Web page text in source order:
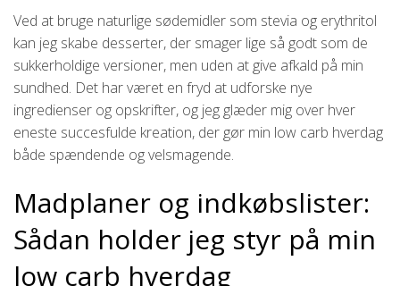
Ved at bruge naturlige sødemidler som stevia og erythritol
kan jeg skabe desserter, der smager lige så godt som de
sukkerholdige versioner, men uden at give afkald på min
sundhed. Det har været en fryd at udforske nye
ingredienser og opskrifter, og jeg glæder mig over hver
eneste succesfulde kreation, der gør min low carb hverdag
både spændende og velsmagende.
Madplaner og indkøbslister:
Sådan holder jeg styr på min
low carb hverdag